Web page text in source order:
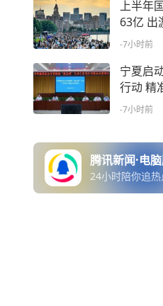
上半年
63亿 出
-7小时前
宁夏启
行动 精
-7小时前
腾讯新闻·电
24小时陪你追热